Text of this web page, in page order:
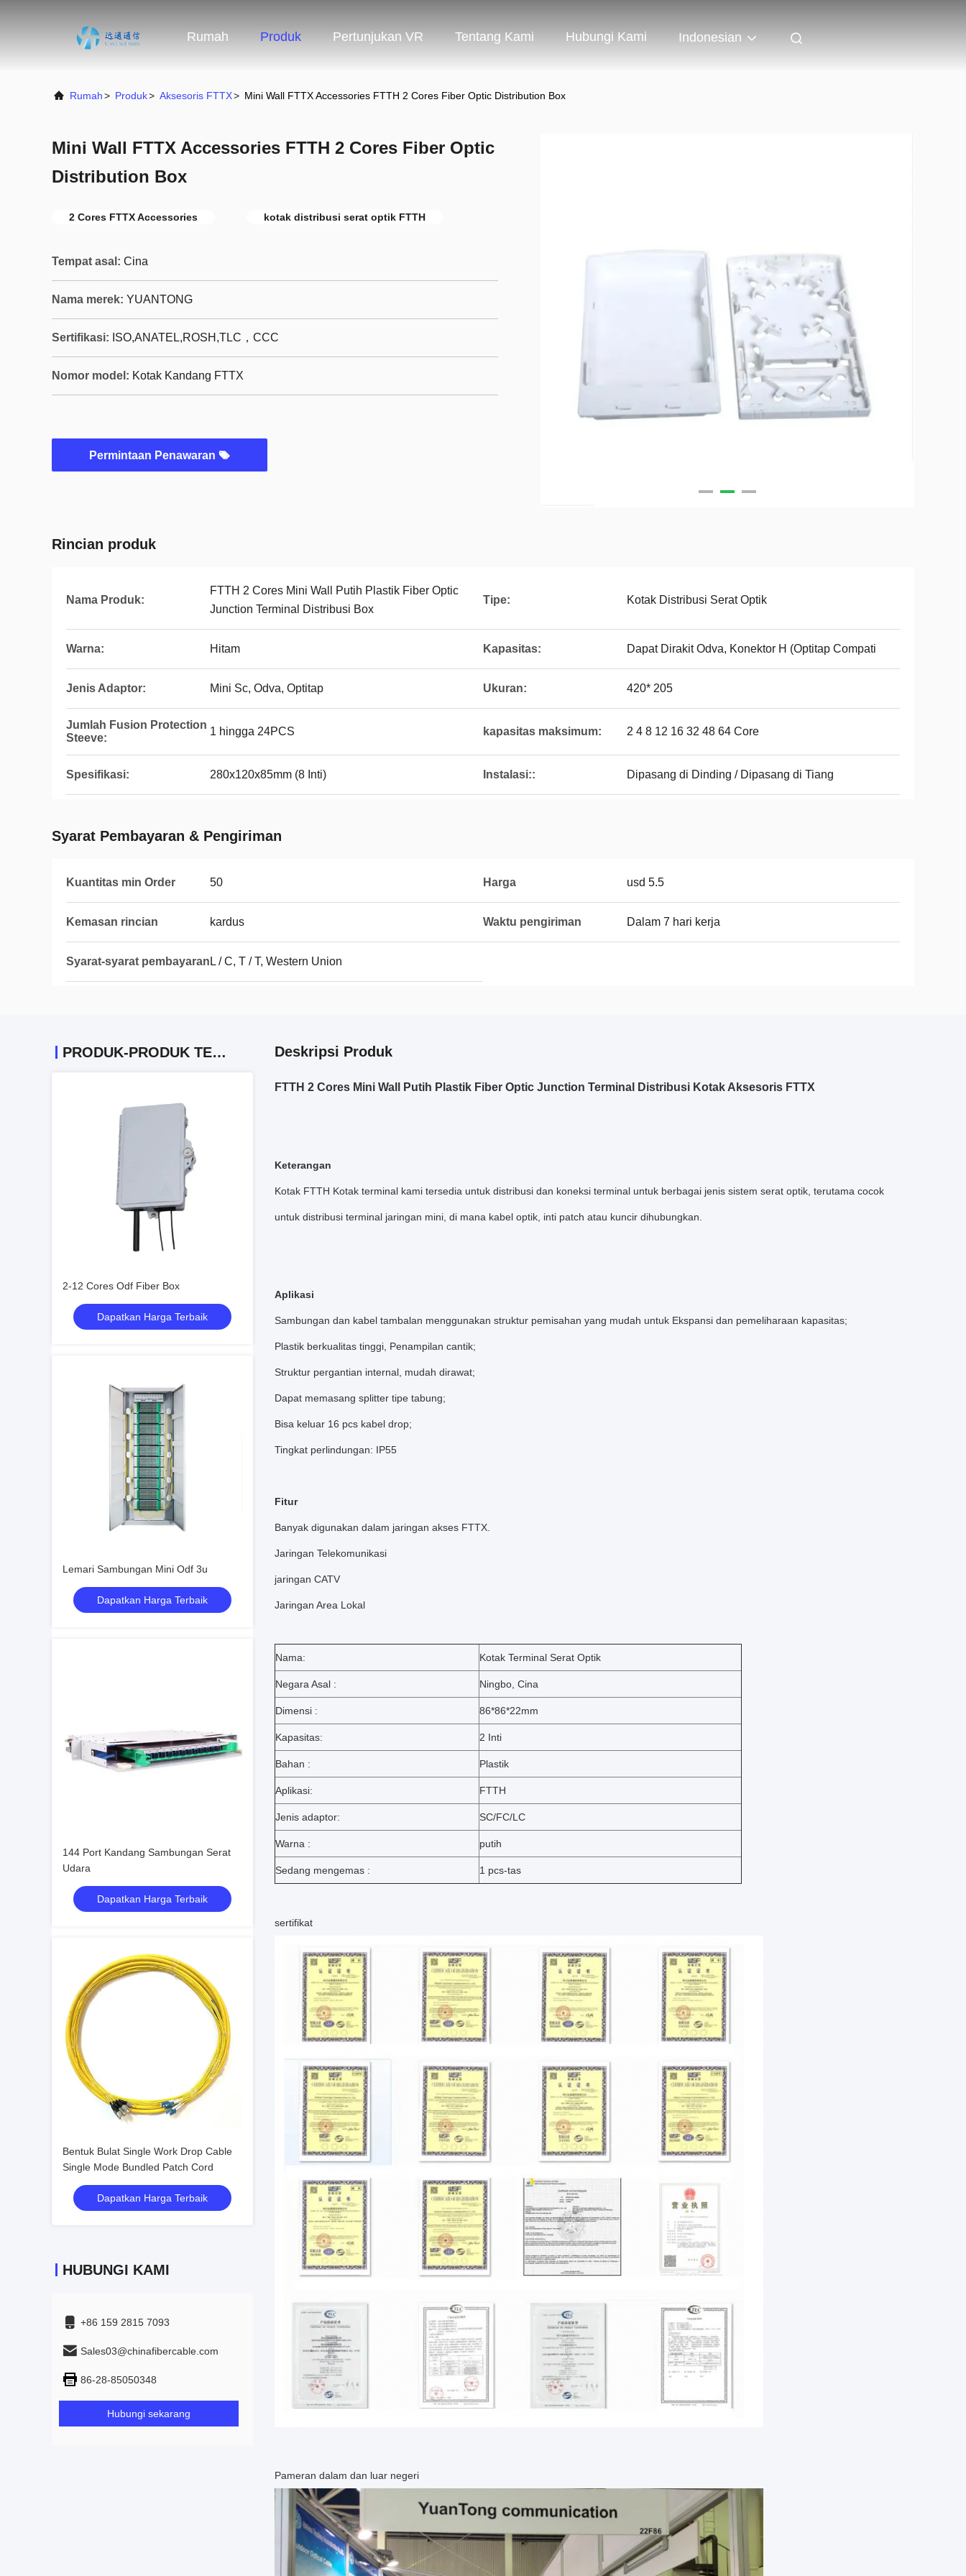
Rumah Produk Pertunjukan VR Tentang Kami Hubungi Kami Indonesian
Rumah> Produk> Aksesoris FTTX> Mini Wall FTTX Accessories FTTH 2 Cores Fiber Optic Distribution Box
Mini Wall FTTX Accessories FTTH 2 Cores Fiber Optic
Distribution Box
2 Cores FTTX Accessories kotak distribusi serat optik FTTH
Tempat asal: Cina
Nama merek: YUANTONG
Sertifikasi: ISO,ANATEL,ROSH,TLC，CCC
Nomor model: Kotak Kandang FTTX
Permintaan Penawaran
Rincian produk
Nama Produk:
FTTH 2 Cores Mini Wall Putih Plastik Fiber Optic
Junction Terminal Distribusi Box
Tipe: Kotak Distribusi Serat Optik
Warna: Hitam Kapasitas: Dapat Dirakit Odva, Konektor H (Optitap Compati
Jenis Adaptor: Mini Sc, Odva, Optitap Ukuran: 420* 205
Jumlah Fusion Protection
Steeve:
1 hingga 24PCS kapasitas maksimum: 2 4 8 12 16 32 48 64 Core
Spesifikasi: 280x120x85mm (8 Inti) Instalasi:: Dipasang di Dinding / Dipasang di Tiang
Syarat Pembayaran & Pengiriman
Kuantitas min Order 50 Harga usd 5.5
Kemasan rincian kardus Waktu pengiriman Dalam 7 hari kerja
Syarat-syarat pembayaran L / C, T / T, Western Union
PRODUK-PRODUK TERKAIT
2-12 Cores Odf Fiber Box
Dapatkan Harga Terbaik
Lemari Sambungan Mini Odf 3u
Dapatkan Harga Terbaik
144 Port Kandang Sambungan Serat
Udara
Dapatkan Harga Terbaik
Bentuk Bulat Single Work Drop Cable
Single Mode Bundled Patch Cord
Dapatkan Harga Terbaik
HUBUNGI KAMI
+86 159 2815 7093
Sales03@chinafibercable.com
86-28-85050348
Hubungi sekarang
Deskripsi Produk
FTTH 2 Cores Mini Wall Putih Plastik Fiber Optic Junction Terminal Distribusi Kotak Aksesoris FTTX
Keterangan
Kotak FTTH Kotak terminal kami tersedia untuk distribusi dan koneksi terminal untuk berbagai jenis sistem serat optik, terutama cocok
untuk distribusi terminal jaringan mini, di mana kabel optik, inti patch atau kuncir dihubungkan.
Aplikasi
Sambungan dan kabel tambalan menggunakan struktur pemisahan yang mudah untuk Ekspansi dan pemeliharaan kapasitas;
Plastik berkualitas tinggi, Penampilan cantik;
Struktur pergantian internal, mudah dirawat;
Dapat memasang splitter tipe tabung;
Bisa keluar 16 pcs kabel drop;
Tingkat perlindungan: IP55
Fitur
Banyak digunakan dalam jaringan akses FTTX.
Jaringan Telekomunikasi
jaringan CATV
Jaringan Area Lokal
Nama: Kotak Terminal Serat Optik
Negara Asal : Ningbo, Cina
Dimensi : 86*86*22mm
Kapasitas: 2 Inti
Bahan : Plastik
Aplikasi: FTTH
Jenis adaptor: SC/FC/LC
Warna : putih
Sedang mengemas : 1 pcs-tas
sertifikat
Pameran dalam dan luar negeri